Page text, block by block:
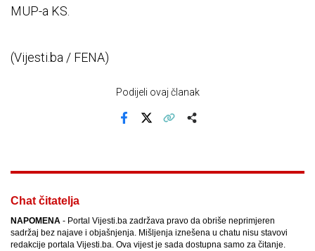
MUP-a KS.
(Vijesti.ba / FENA)
Podijeli ovaj članak
Chat čitatelja
NAPOMENA - Portal Vijesti.ba zadržava pravo da obriše neprimjeren
sadržaj bez najave i objašnjenja. Mišljenja iznešena u chatu nisu stavovi
redakcije portala Vijesti.ba. Ova vijest je sada dostupna samo za čitanje.